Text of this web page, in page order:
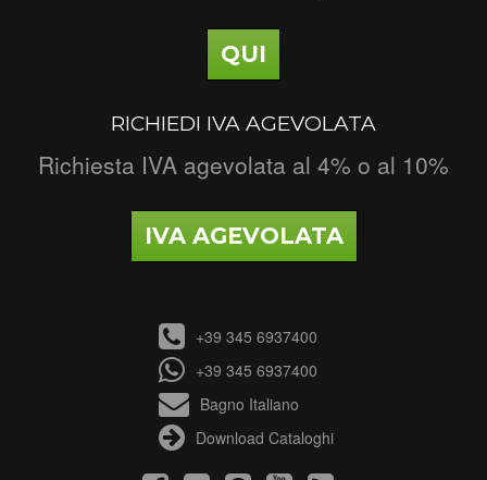
QUI
RICHIEDI IVA AGEVOLATA
Richiesta IVA agevolata al 4% o al 10%
IVA AGEVOLATA
+39 345 6937400
+39 345 6937400
Bagno Italiano
Download Cataloghi